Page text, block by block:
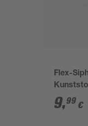
Flex-
x 40/50
9,99 €